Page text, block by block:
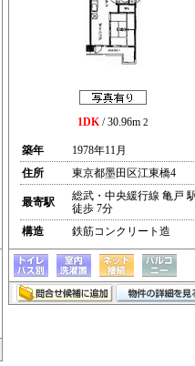
1DK/ 30.96m 2
築年
1978年11月
住所
東京都墨田区江東橋4
最寄駅
総武・中央緩行線 亀戸
徒歩 7分
構造
鉄筋コンクリート造